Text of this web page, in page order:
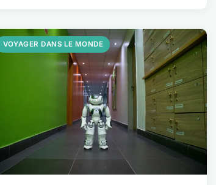
VOYAGER DANS LE MONDE